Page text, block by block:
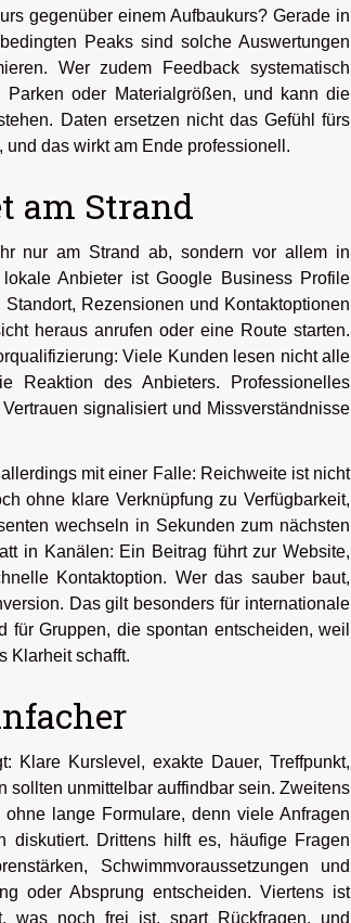
gegenüber einem Aufbaukurs? Gerade in
Peaks sind solche Auswertungen
Wer zudem Feedback systematisch
Parken oder Materialgrößen, und kann die
Daten ersetzen nicht das Gefühl fürs
das wirkt am Ende professionell.
am Strand
nur am Strand ab, sondern vor allem in
Anbieter ist Google Business Profile
Rezensionen und Kontaktoptionen
heraus anrufen oder eine Route starten.
Viele Kunden lesen nicht alle
Reaktion des Anbieters. Professionelles
signalisiert und Missverständnisse
mit einer Falle: Reichweite ist nicht
ohne klare Verknüpfung zu Verfügbarkeit,
wechseln in Sekunden zum nächsten
in Kanälen: Ein Beitrag führt zur Website,
Kontaktoption. Wer das sauber baut,
Das gilt besonders für internationale
Gruppen, die spontan entscheiden, weil
Klarheit schafft.
Klare Kurslevel, exakte Dauer, Treffpunkt,
sollten unmittelbar auffindbar sein. Zweitens
lange Formulare, denn viele Anfragen
diskutiert. Drittens hilft es, häufige Fragen
Schwimmvoraussetzungen und
oder Absprung entscheiden. Viertens ist
was noch frei ist, spart Rückfragen, und